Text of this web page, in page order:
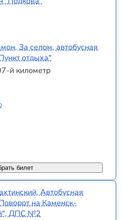
За селом, автобусная
отдыха"
й километр
билет
Автобусная
на Каменск-
ДПС №2